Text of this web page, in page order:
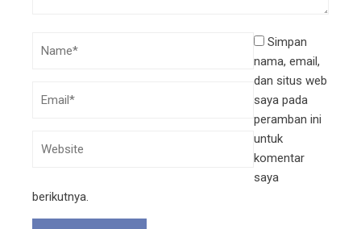
Simpan
nama, email,
dan situs web
saya pada
peramban ini
untuk
komentar
saya
berikutnya.